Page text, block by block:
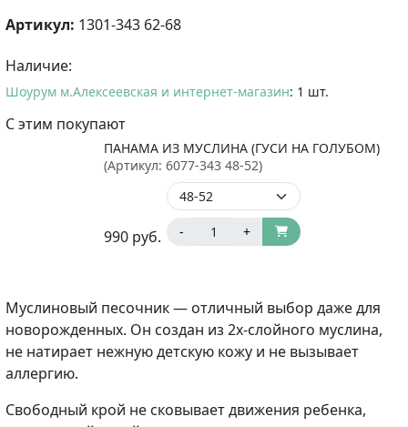
Артикул: 1301-343 62-68
Наличие:
Шоурум м.Алексеевская и интернет-магазин: 1 шт.
С этим покупают
ПАНАМА ИЗ МУСЛИНА (ГУСИ НА ГОЛУБОМ)
(Артикул: 6077-343 48-52)
990 руб. - +
Муслиновый песочник — отличный выбор даже для
новорожденных. Он создан из 2х-слойного муслина,
не натирает нежную детскую кожу и не вызывает
аллергию.⁣⁣⠀⠀
Свободный крой не сковывает движения ребенка,